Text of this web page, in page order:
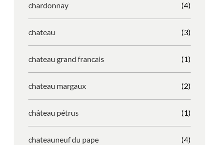
chardonnay (4)
chateau (3)
chateau grand francais (1)
chateau margaux (2)
château pétrus (1)
chateauneuf du pape (4)